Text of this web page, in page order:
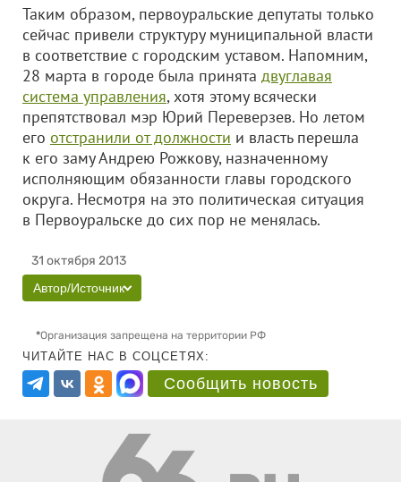
Таким образом, первоуральские депутаты только
сейчас привели структуру муниципальной власти
в соответствие с городским уставом. Напомним,
28 марта в городе была принята двуглавая
система управления, хотя этому всячески
препятствовал мэр Юрий Переверзев. Но летом
его отстранили от должности и власть перешла
к его заму Андрею Рожкову, назначенному
исполняющим обязанности главы городского
округа. Несмотря на это политическая ситуация
в Первоуральске до сих пор не менялась.
31 октября 2013
Автор/Источник
*Организация запрещена на территории РФ
ЧИТАЙТЕ НАС В СОЦСЕТЯХ:
Сообщить новость